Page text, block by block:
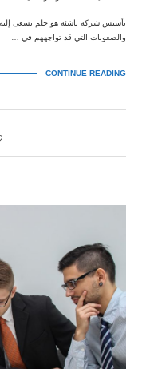
تأسيس شركة ناشئة هو حلم يسعى إليه
والصعوبات التي قد تواجههم في …
CONTINUE READING